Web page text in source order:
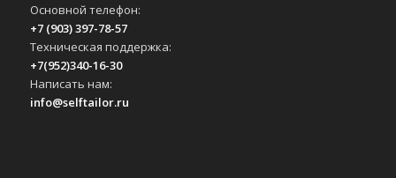
Основной телефон:
+7 (903) 397-78-57
Техническая поддержка:
+7(952)340-16-30
Написать нам:
info@selftailor.ru